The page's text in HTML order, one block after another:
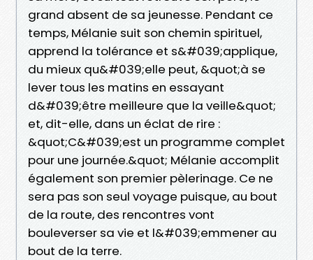
grand absent de sa jeunesse. Pendant ce
temps, Mélanie suit son chemin spirituel,
apprend la tolérance et s&#039;applique,
du mieux qu&#039;elle peut, &quot;à se
lever tous les matins en essayant
d&#039;être meilleure que la veille&quot;
et, dit-elle, dans un éclat de rire :
&quot;C&#039;est un programme complet
pour une journée.&quot; Mélanie accomplit
également son premier pèlerinage. Ce ne
sera pas son seul voyage puisque, au bout
de la route, des rencontres vont
bouleverser sa vie et l&#039;emmener au
bout de la terre.